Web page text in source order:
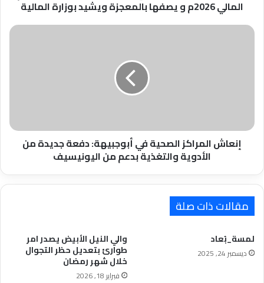
بالمعجزة
المالي 2026م و يصفها بالمعجزة ويشيد بوزارة المالية
إنعاش
الأدوية
والتغذية
بدعم
اليونيسيف
إنعاش المراكز الصحية في أبوجبيهة: دفعة جديدة من
الأدوية والتغذية بدعم من اليونيسيف
مقالات ذات صلة
لمسة_بُعاد
ديسمبر 24, 2025
والي النيل الأبيض يصدر امر
طوارئ بتعديل حظر التجوال
خلال شهر رمضان
فبراير 18, 2026